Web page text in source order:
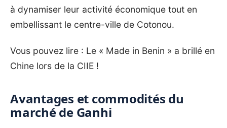
à dynamiser leur activité économique tout en
embellissant le centre-ville de Cotonou.
Vous pouvez lire : Le « Made in Benin » a brillé en
Chine lors de la CIIE !
Avantages et commodités du
marché de Ganhi